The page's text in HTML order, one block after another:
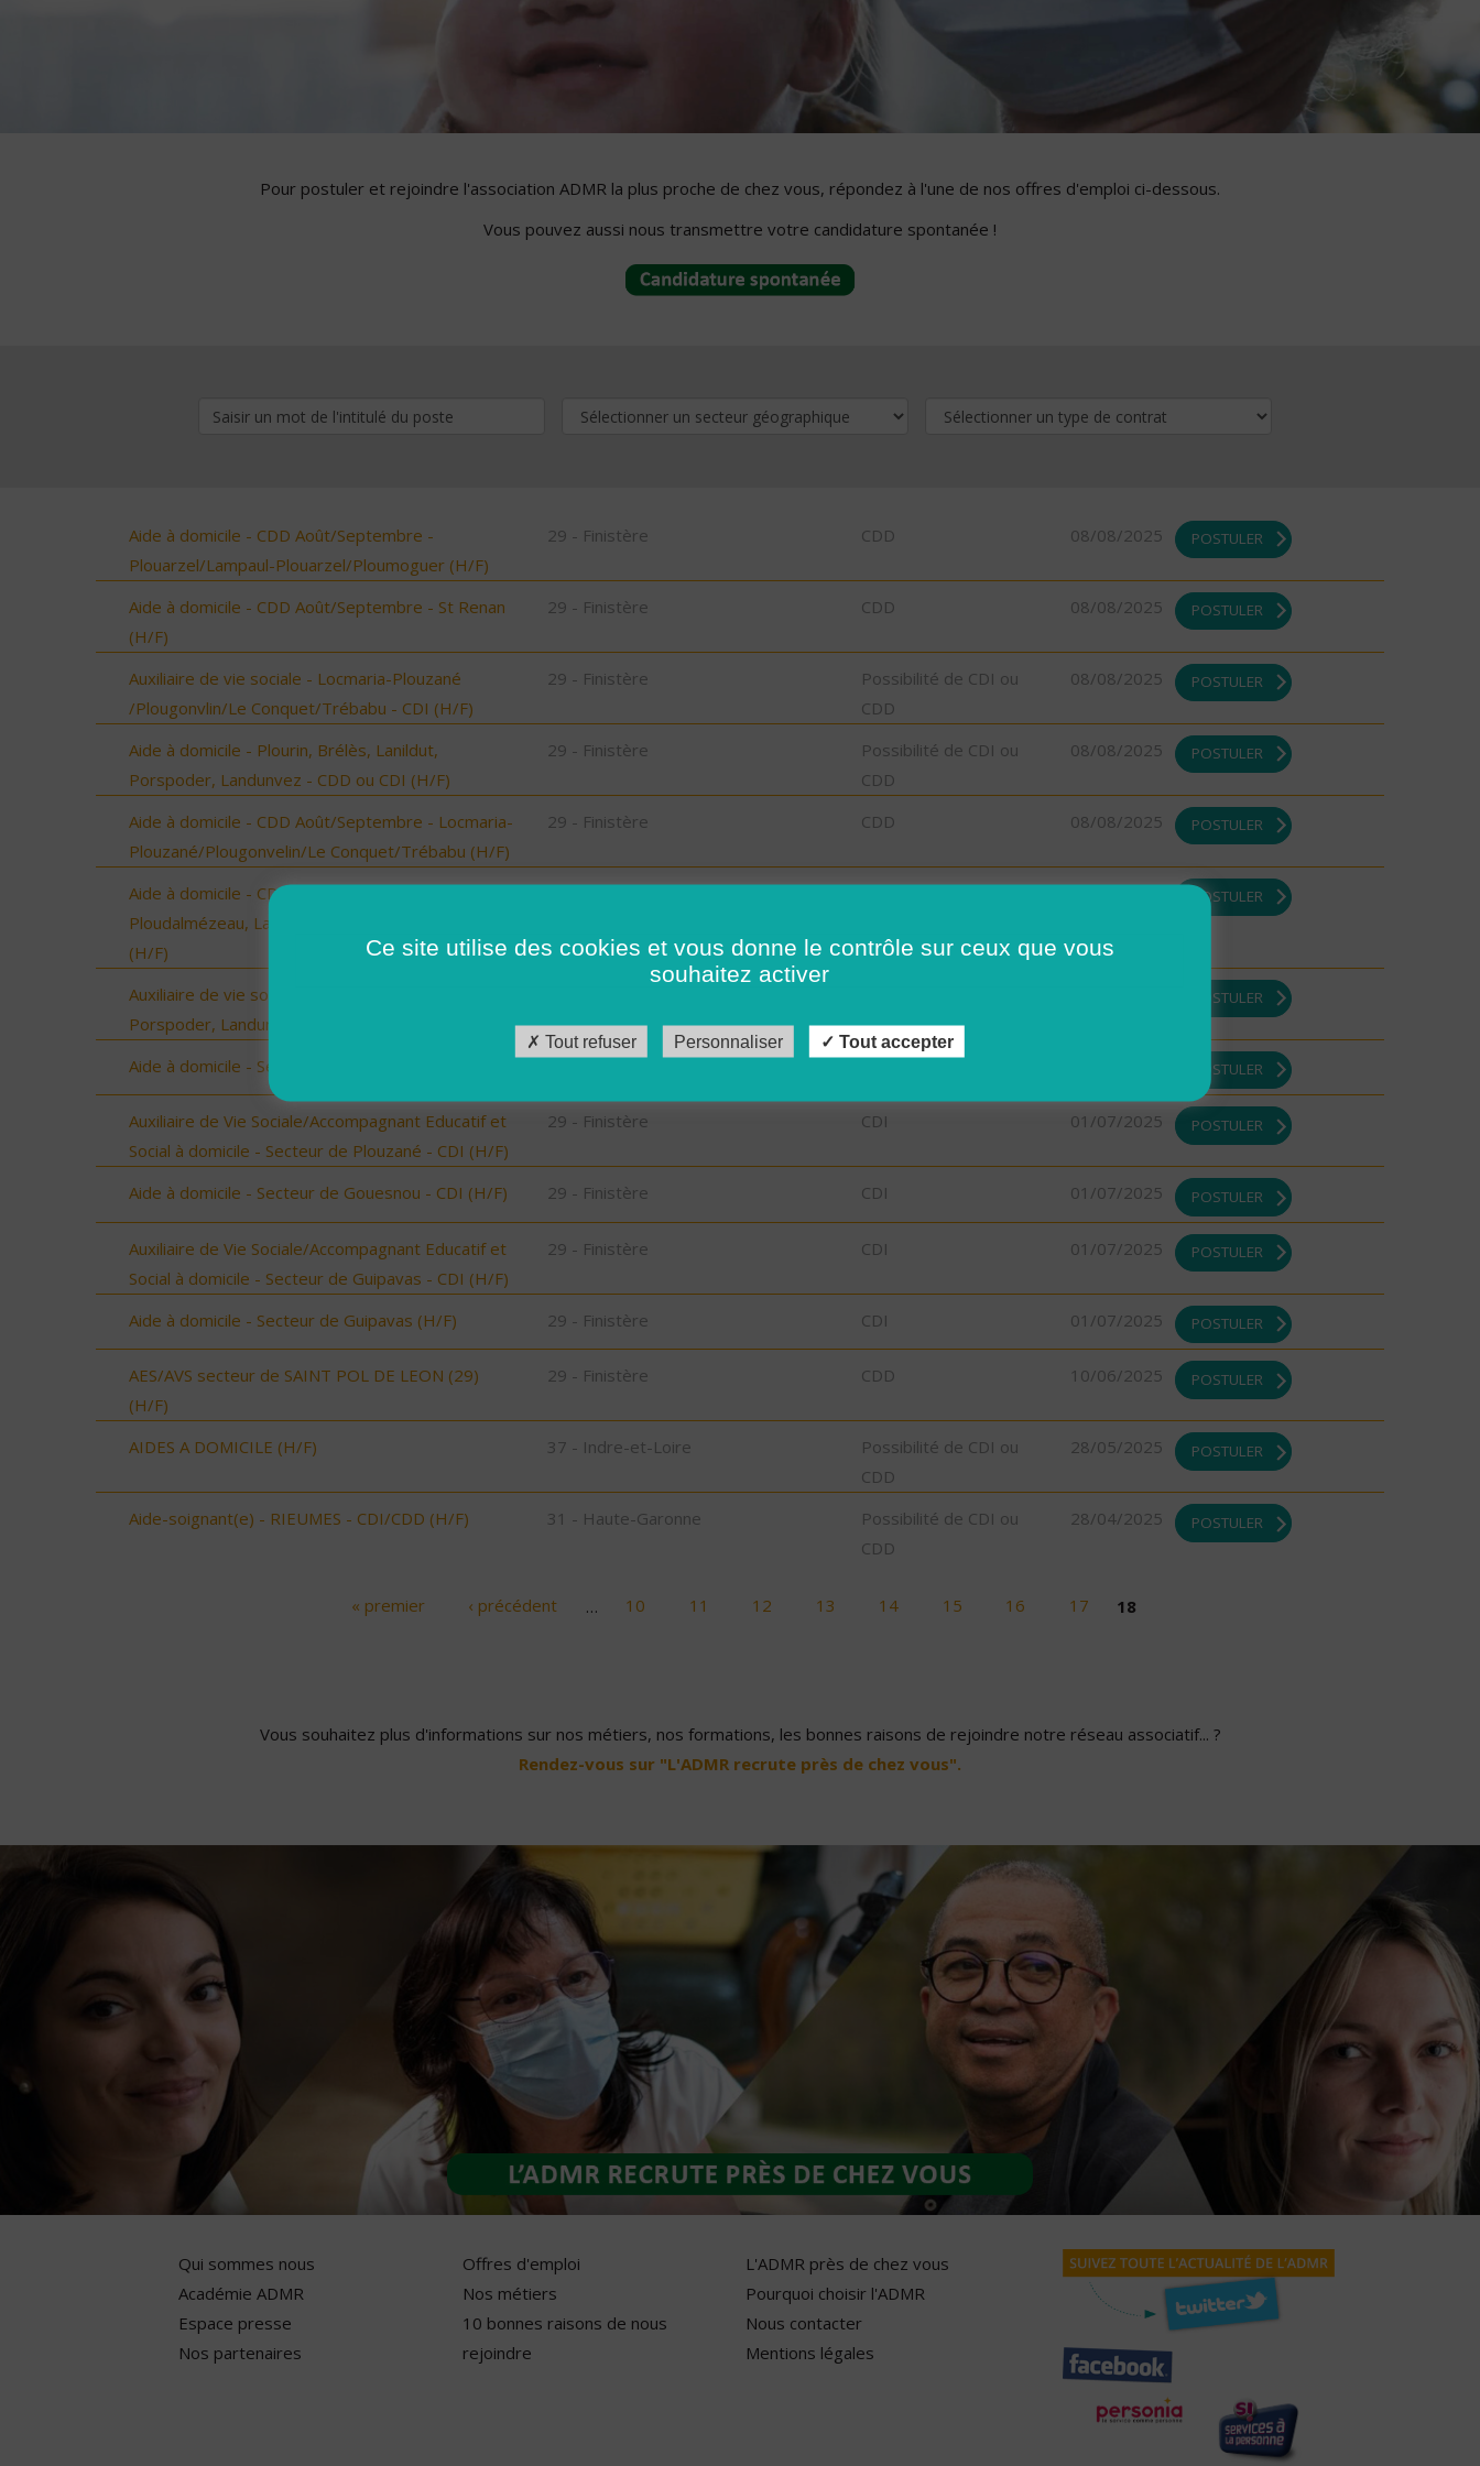
Pour postuler et rejoindre l'association ADMR la plus proche de chez vous, répondez à l'une de nos offres d'emploi ci-dessous.
Vous pouvez aussi nous transmettre votre candidature spontanée !
Aide à domicile - CDD Août/Septembre -
Plouarzel/Lampaul-Plouarzel/Ploumoguer (H/F)
29 - Finistère CDD 08/08/2025 POSTULER
Aide à domicile - CDD Août/Septembre - St Renan
(H/F)
29 - Finistère CDD 08/08/2025 POSTULER
Auxiliaire de vie sociale - Locmaria-Plouzané
/Plougonvlin/Le Conquet/Trébabu - CDI (H/F)
29 - Finistère
Possibilité de CDI ou
CDD
08/08/2025 POSTULER
Aide à domicile - Plourin, Brélès, Lanildut,
Porspoder, Landunvez - CDD ou CDI (H/F)
29 - Finistère
Possibilité de CDI ou
CDD
08/08/2025 POSTULER
Aide à domicile - CDD Août/Septembre - Locmaria-
Plouzané/Plougonvelin/Le Conquet/Trébabu (H/F)
29 - Finistère CDD 08/08/2025 POSTULER
Aide à domicile - CDD Août/Septembre -
Ploudalmézeau, Lampaul-Ploudalmézeau, St Pabu
(H/F)
29 - Finistère CDD 08/08/2025 POSTULER
Auxiliaire de vie sociale - Plourin, Brélès, Lanildut,
Porspoder, Landunvez - CDI (H/F)
CDD
POSTULER
Aide à domicile - Secteur de Guilers - CDI (H/F) 29 - Finistère CDI POSTULER
Auxiliaire de Vie Sociale/Accompagnant Educatif et
Social à domicile - Secteur de Plouzané - CDI (H/F)
29 - Finistère CDI 01/07/2025 POSTULER
Aide à domicile - Secteur de Gouesnou - CDI (H/F) 29 - Finistère CDI 01/07/2025 POSTULER
Auxiliaire de Vie Sociale/Accompagnant Educatif et
Social à domicile - Secteur de Guipavas - CDI (H/F)
29 - Finistère CDI 01/07/2025 POSTULER
Aide à domicile - Secteur de Guipavas (H/F) 29 - Finistère CDI 01/07/2025 POSTULER
AES/AVS secteur de SAINT POL DE LEON (29)
(H/F)
29 - Finistère CDD 10/06/2025 POSTULER
AIDES A DOMICILE (H/F) 37 - Indre-et-Loire
Possibilité de CDI ou
CDD
28/05/2025 POSTULER
Aide-soignant(e) - RIEUMES - CDI/CDD (H/F) 31 - Haute-Garonne
Possibilité de CDI ou
CDD
28/04/2025 POSTULER
« premier ‹ précédent … 10 11 12 13 14 15 16 17 18
Vous souhaitez plus d'informations sur nos métiers, nos formations, les bonnes raisons de rejoindre notre réseau associatif... ?
Rendez-vous sur "L'ADMR recrute près de chez vous".
Qui sommes nous
Académie ADMR
Espace presse
Nos partenaires
Offres d'emploi
Nos métiers
10 bonnes raisons de nous
rejoindre
L'ADMR près de chez vous
Pourquoi choisir l'ADMR
Nous contacter
Mentions légales
Ce site utilise des cookies et vous donne le contrôle sur ceux que vous
souhaitez activer
Tout refuser Personnaliser Tout accepter